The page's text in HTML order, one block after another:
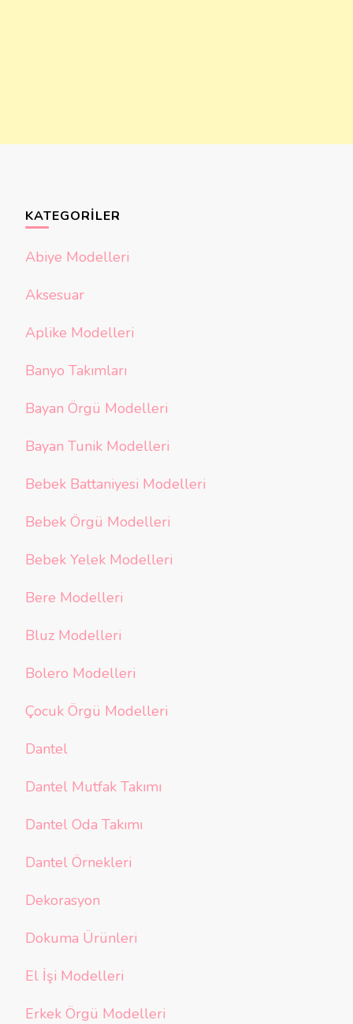
KATEGORILER
Abiye Modelleri
Aksesuar
Aplike Modelleri
Banyo Takımları
Bayan Örgü Modelleri
Bayan Tunik Modelleri
Bebek Battaniyesi Modelleri
Bebek Örgü Modelleri
Bebek Yelek Modelleri
Bere Modelleri
Bluz Modelleri
Bolero Modelleri
Çocuk Örgü Modelleri
Dantel
Dantel Mutfak Takımı
Dantel Oda Takımı
Dantel Örnekleri
Dekorasyon
Dokuma Ürünleri
El İşi Modelleri
Erkek Örgü Modelleri